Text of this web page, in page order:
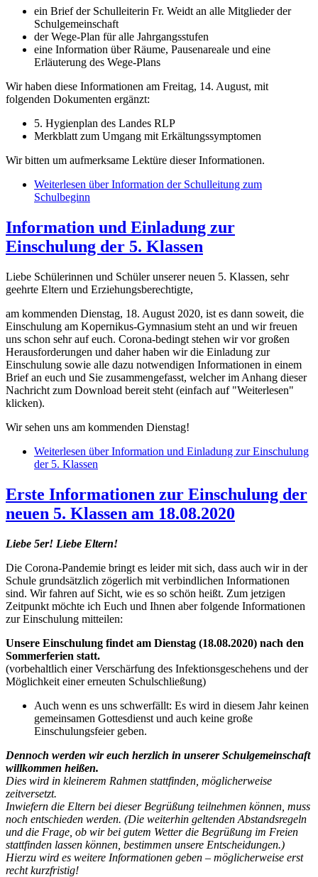
ein Brief der Schulleiterin Fr. Weidt an alle Mitglieder der
Schulgemeinschaft
der Wege-Plan für alle Jahrgangsstufen
eine Information über Räume, Pausenareale und eine
Erläuterung des Wege-Plans
Wir haben diese Informationen am Freitag, 14. August, mit
folgenden Dokumenten ergänzt:
5. Hygienplan des Landes RLP
Merkblatt zum Umgang mit Erkältungssymptomen
Wir bitten um aufmerksame Lektüre dieser Informationen.
Weiterlesen über Information der Schulleitung zum
Schulbeginn
Information und Einladung zur
Einschulung der 5. Klassen
Liebe Schülerinnen und Schüler unserer neuen 5. Klassen, sehr
geehrte Eltern und Erziehungsberechtigte,
am kommenden Dienstag, 18. August 2020, ist es dann soweit, die
Einschulung am Kopernikus-Gymnasium steht an und wir freuen
uns schon sehr auf euch. Corona-bedingt stehen wir vor großen
Herausforderungen und daher haben wir die Einladung zur
Einschulung sowie alle dazu notwendigen Informationen in einem
Brief an euch und Sie zusammengefasst, welcher im Anhang dieser
Nachricht zum Download bereit steht (einfach auf "Weiterlesen"
klicken).
Wir sehen uns am kommenden Dienstag!
Weiterlesen über Information und Einladung zur Einschulung
der 5. Klassen
Erste Informationen zur Einschulung der
neuen 5. Klassen am 18.08.2020
Liebe 5er! Liebe Eltern!
Die Corona-Pandemie bringt es leider mit sich, dass auch wir in der
Schule grundsätzlich zögerlich mit verbindlichen Informationen
sind. Wir fahren auf Sicht, wie es so schön heißt. Zum jetzigen
Zeitpunkt möchte ich Euch und Ihnen aber folgende Informationen
zur Einschulung mitteilen:
Unsere Einschulung findet am Dienstag (18.08.2020) nach den
Sommerferien statt.
(vorbehaltlich einer Verschärfung des Infektionsgeschehens und der
Möglichkeit einer erneuten Schulschließung)
Auch wenn es uns schwerfällt: Es wird in diesem Jahr keinen
gemeinsamen Gottesdienst und auch keine große
Einschulungsfeier geben.
Dennoch werden wir euch herzlich in unserer Schulgemeinschaft
willkommen heißen.
Dies wird in kleinerem Rahmen stattfinden, möglicherweise
zeitversetzt.
Inwiefern die Eltern bei dieser Begrüßung teilnehmen können, muss
noch entschieden werden. (Die weiterhin geltenden Abstandsregeln
und die Frage, ob wir bei gutem Wetter die Begrüßung im Freien
stattfinden lassen können, bestimmen unsere Entscheidungen.)
Hierzu wird es weitere Informationen geben – möglicherweise erst
recht kurzfristig!